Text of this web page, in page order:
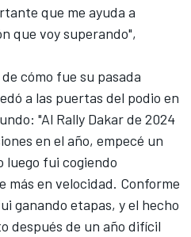
que me ayuda a
que voy superando",
cómo fue su pasada
a las puertas del podio en
"Al Rally Dakar de 2024
en el año, empecé un
luego fui cogiendo
más en velocidad. Conforme
ganando etapas, y el hecho
después de un año difícil